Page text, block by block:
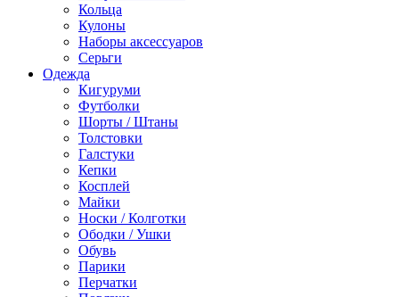
Кольца
Кулоны
Наборы аксессуаров
Серьги
Одежда
Кигуруми
Футболки
Шорты / Штаны
Толстовки
Галстуки
Кепки
Косплей
Майки
Носки / Колготки
Ободки / Ушки
Обувь
Парики
Перчатки